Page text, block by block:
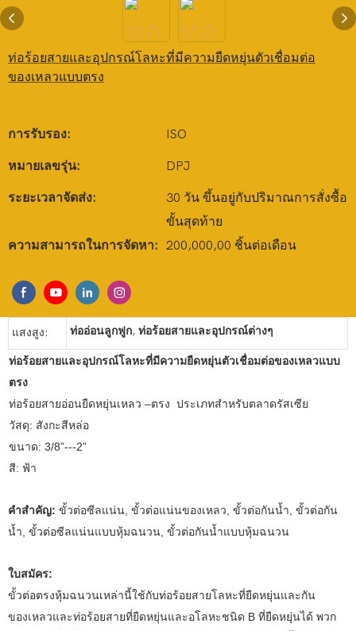
ท่อร้อยสายและอุปกรณ์โลหะที่มีความยืดหยุ่นตัวเชื่อมต่อ
ของเหลวแบบตรง
การรับรอง: ISO
หมายเลขรุ่น: DPJ
ระยะเวลาจัดส่ง:
30 วัน ขึ้นอยู่กับปริมาณการสั่งซื้อ
ขั้นสุดท้าย
ความสามารถในการจัดหา:
200,000,00 ชิ้นต่อเดือน
แสงสูง: ท่ออ่อนลูกฟูก, ท่อร้อยสายและอุปกรณ์ต่างๆ
ท่อร้อยสายและอุปกรณ์โลหะที่มีความยืดหยุ่นตัวเชื่อมต่อของเหลวแบบ
ตรง
ท่อร้อยสายอ่อนยืดหยุ่นเหลว –ตรง ประเภทสำหรับตลาดรัสเซีย
วัสดุ: สังกะสีหล่อ
ขนาด: 3/8”---2”
สี: ฟ้า
คำสำคัญ: ขั้วต่อซีลแน่น, ขั้วต่อแน่นของเหลว, ขั้วต่อกันน้ำ, ขั้วต่อกัน
น้ำ, ขั้วต่อซีลแน่นแบบหุ้มฉนวน, ขั้วต่อกันน้ำแบบหุ้มฉนวน
ใบสมัคร:
ขั้วต่อตรงหุ้มฉนวนเหล่านี้ใช้กับท่อร้อยสายโลหะที่ยืดหยุ่นและกัน
ของเหลวและท่อร้อยสายที่ยืดหยุ่นและอโลหะชนิด B ที่ยืดหยุ่นได้ พวก